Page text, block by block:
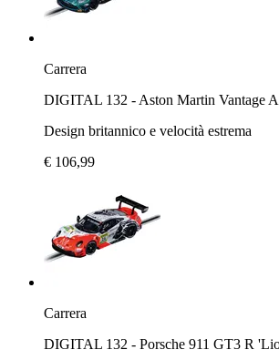
Carrera
DIGITAL 132 - Aston Martin Vantage
Design britannico e velocità estrema
€ 106,99
Carrera
DIGITAL 132 - Porsche 911 GT3 R